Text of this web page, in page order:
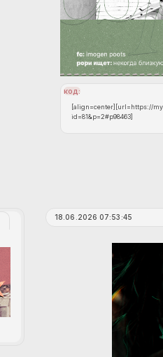
код:
[align=center][url=https://
id=81&p=2#p98463]
18.06.2026 07:53:45